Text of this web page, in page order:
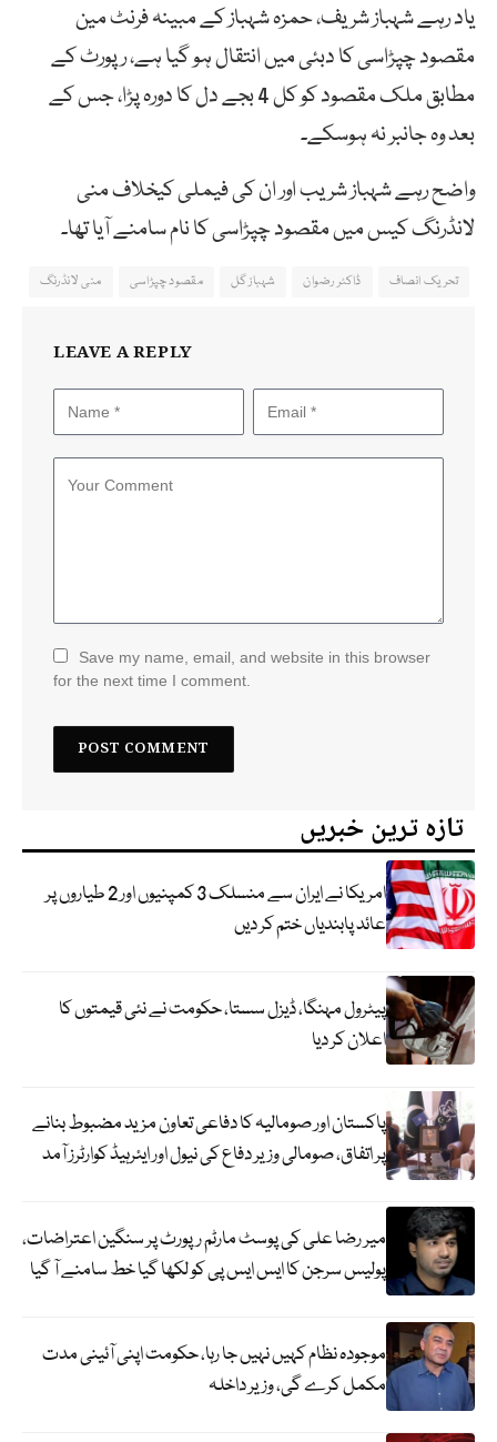
یاد رہے شہباز شریف، حمزہ شہباز کے مبینہ فرنٹ مین
مقصود چپڑاسی کا دبئی میں انتقال ہو گیا ہے، رپورٹ کے
مطابق ملک مقصود کو کل 4 بجے دل کا دورہ پڑا، جس کے
بعد وہ جانبر نہ ہوسکے۔
واضح رہے شہباز شریب اور ان کی فیملی کیخلاف منی
لانڈرنگ کیس میں مقصود چپڑاسی کا نام سامنے آیا تھا۔
تحریک انصاف ڈاکٹر رضوان شہباز گل مقصود چپڑاسی منی لانڈرنگ
LEAVE A REPLY
Save my name, email, and website in this browser
for the next time I comment.
تازہ ترین خبریں
امریکا نے ایران سے منسلک 3 کمپنیوں اور 2 طیاروں پر
عائد پابندیاں ختم کر دیں
پیٹرول مہنگا، ڈیزل سستا، حکومت نے نئی قیمتوں کا
اعلان کر دیا
پاکستان اور صومالیہ کا دفاعی تعاون مزید مضبوط بنانے
پر اتفاق، صومالی وزیر دفاع کی نیول اور ایئرہیڈ کوارٹرز آمد
میر رضا علی کی پوسٹ مارٹم رپورٹ پر سنگین اعتراضات،
پولیس سرجن کا ایس ایس پی کو لکھا گیا خط سامنے آ گیا
موجودہ نظام کہیں نہیں جا رہا، حکومت اپنی آئینی مدت
مکمل کرے گی، وزیر داخلہ